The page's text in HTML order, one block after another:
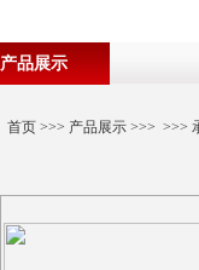
产品展示
首页>>> 产品展示>>> >>>